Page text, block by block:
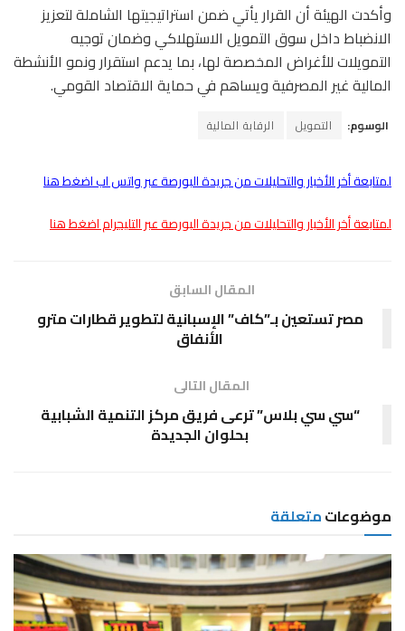
وأكدت الهيئة أن القرار يأتي ضمن استراتيجيتها الشاملة لتعزيز
الانضباط داخل سوق التمويل الاستهلاكي وضمان توجيه
التمويلات للأغراض المخصصة لها، بما يدعم استقرار ونمو الأنشطة
المالية غير المصرفية ويساهم في حماية الاقتصاد القومي.
الوسوم: التمويل الرقابة المالية
لمتابعة أخر الأخبار والتحليلات من جريدة البورصة عبر واتس اب اضغط هنا
لمتابعة أخر الأخبار والتحليلات من جريدة البورصة عبر التليجرام اضغط هنا
المقال السابق
مصر تستعين بـ”كاف” الإسبانية لتطوير قطارات مترو
الأنفاق
المقال التالى
“سي سي بلاس” ترعى فريق مركز التنمية الشبابية
بحلوان الجديدة
موضوعاتمتعلقة